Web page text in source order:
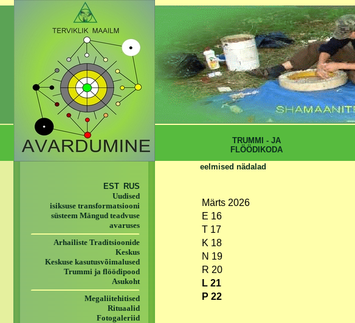
eelmised nädalad
Märts 2026
E 16
T 17
K 18
N 19
R 20
L 21
P 22
EST RUS
Uudised
isiksuse transformatsiooni
süsteem Mängud teadvuse
avaruses
Arhailiste Traditsioonide
Keskus
Keskuse kasutusvõimalused
Trummi ja flöödipood
Asukoht
Megaliitehitised
Rituaalid
Fotogaleriid
TRUMMI - JA
FLÖÖDIKODA